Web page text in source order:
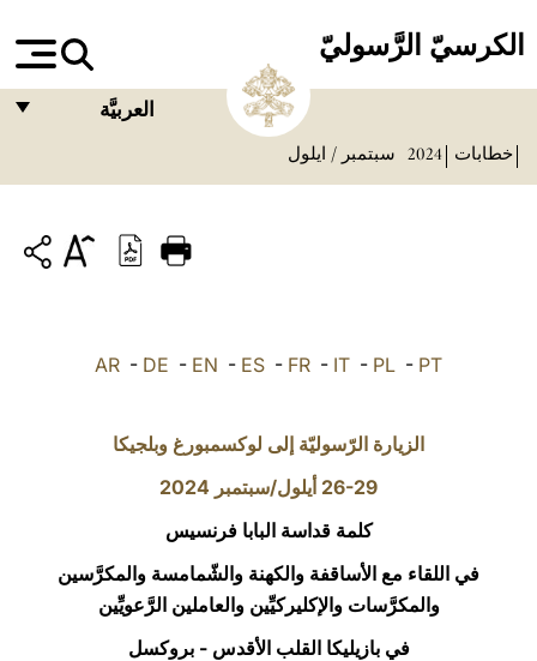
الكرسيّ الرَّسوليّ
العربيَّة
ITALIANO
POLSKI
LATINE
خطابات 2024 سبتمبر / ايلول
AR - DE - EN - ES - FR - IT - PL - PT
الزيارة الرّسوليّة إلى لوكسمبورغ وبلجيكا
26-29 أيلول/سبتمبر 2024
كلمة قداسة البابا فرنسيس
في اللقاء مع الأساقفة والكهنة والشّمامسة والمكرَّسين
والمكرَّسات والإكليركيِّين والعاملين الرَّعويِّين
في بازيليكا القلب الأقدس - بروكسل